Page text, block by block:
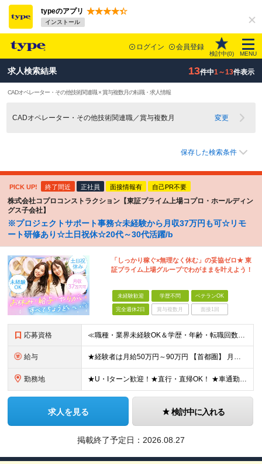
typeのアプリ
インストール
ログイン 会員登録
検討中(0) MENU
求人検索結果 13件中1～13件表示
CADオペレーター・その他技術関連職 × 賞与複数月の転職・求人情報
CADオペレーター・その他技術関連職／賞与複数月 変更
保存した検索条件
PICK UP! 終了間近 正社員 面接情報有 自己PR不要
株式会社コプロコンストラクション【東証プライム上場コプロ・ホールディン
グス子会社】
※プロジェクトサポート事務☆未経験から月収37万円も可☆リモ
ート研修あり☆土日祝休☆20代～30代活躍/b
「しっかり稼ぐ×無理なく休む」の妥協ゼロ★ 東
証プライム上場グループでわがままを叶えよう！
未経験歓迎 学歴不問 ベテランOK
完全週休2日 賞与複数月 面接1回
応募資格 ≪職種・業界未経験OK＆学歴・年齢・転職回数不問≫ ◆第二新卒歓迎 ◆社会人経験不問 ◆資格不問 ※新卒の方もご応募可能！ （待遇・募集要項等は別途ご案内いたします） ※入社時期は柔軟に対応します！半
給与 ★経験者は月給50万円～90万円 【首都圏】 月給30万1230円〜 ⇒基本22万7000円+地域6万4230円+皆勤1万円 【群馬/栃木/茨城】 月給28万1090円〜 ⇒基本23万4000円+
勤務地 ★U・Iターン歓迎！★直行・直帰OK！ ★車通勤可能のエリアもあり！★出張なしの働き方も可能 全国47都道府県の各プロジェクト（転勤なし！勤務地に対する希望も実現可能！） 「自宅から1時間以内で通え
求人を見る 検討中に入れる
掲載終了予定日： 2026.08.27